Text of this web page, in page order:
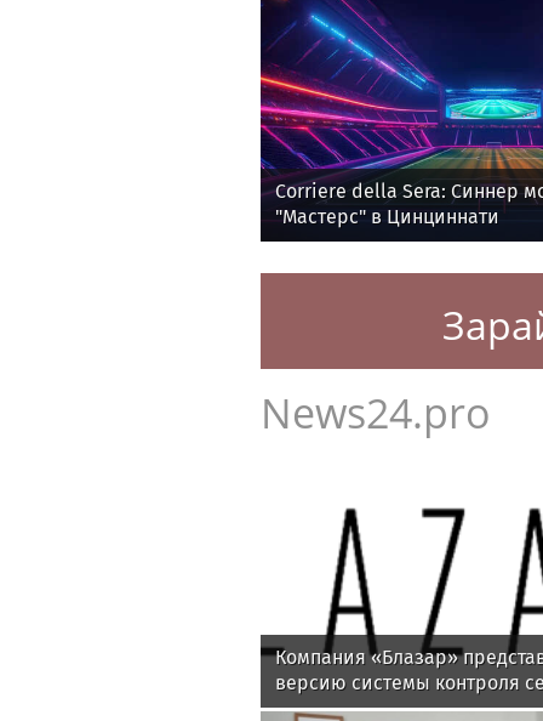
Corriere della Sera: Синнер
"Мастерс" в Цинциннати
News24.pro
Компания «Блазар»
версию системы контроля
Blazar NAC 3.0